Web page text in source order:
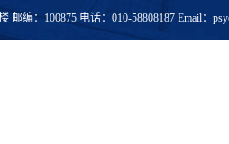
编：100875 电话：010-58808187 Email：